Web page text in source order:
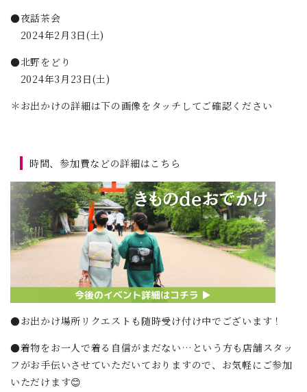
●夜話茶会
2024年2月3日(土)
●北野をどり
2024年3月23日(土)
＊お出かけの詳細は下の画像をタッチしてご確認ください
時間、参加費などの詳細はこちら
●お出かけ場所リクエストも随時受け付け中でございます！
●着物をお一人で着る自信がまだない…という方も店舗スタッ
フがお手伝いさせていただいておりますので、お気軽にご参加
いただけます😊